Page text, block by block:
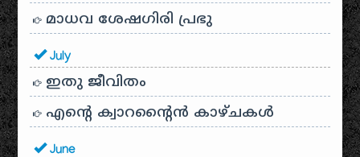
മാധവ ശേഷഗിരി പ്രഭു
July
ഇതു ജീവിതം
എന്റെ ക്വാറന്റൈൻ കാഴ്ചകൾ
June